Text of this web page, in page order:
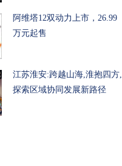
阿维塔12双动力上市，26.99
万元起售
江苏淮安:跨越山海,淮抱四方,
探索区域协同发展新路径